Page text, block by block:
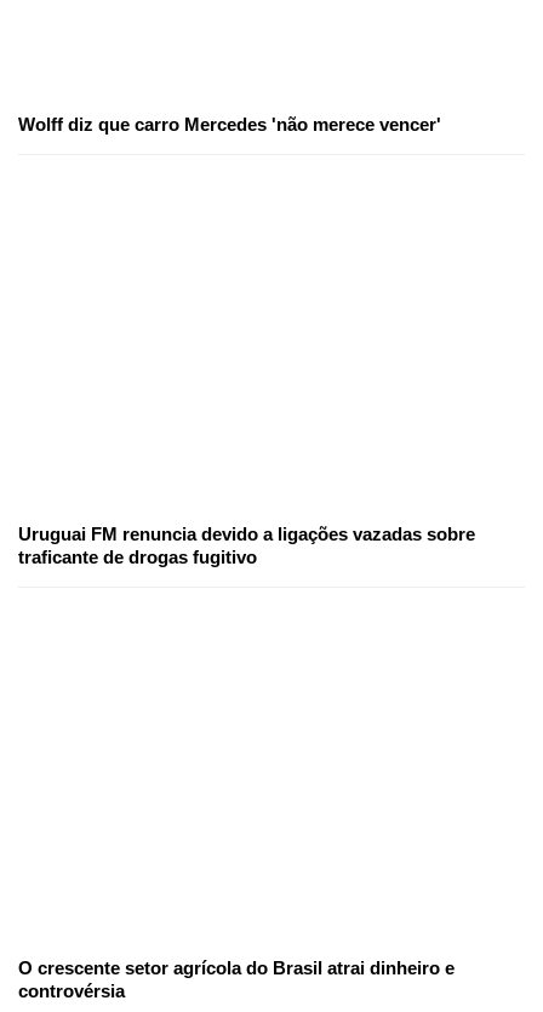
Wolff diz que carro Mercedes 'não merece vencer'
Uruguai FM renuncia devido a ligações vazadas sobre
traficante de drogas fugitivo
O crescente setor agrícola do Brasil atrai dinheiro e
controvérsia